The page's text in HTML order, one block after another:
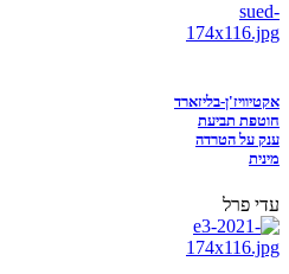
אקטיוויז'ן-בליזארד
חוטפת תביעת
ענק על הטרדה
מינית
עדי פרל